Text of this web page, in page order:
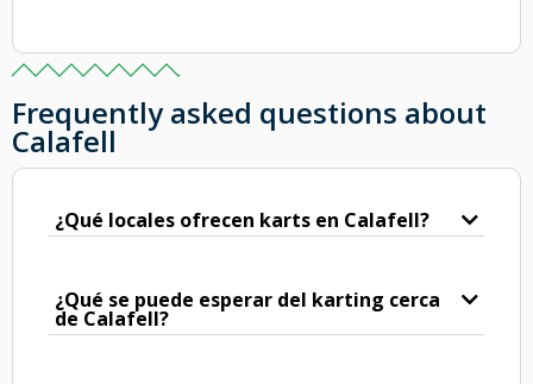
Frequently asked questions about
Calafell
¿Qué locales ofrecen karts en Calafell?
¿Qué se puede esperar del karting cerca
de Calafell?